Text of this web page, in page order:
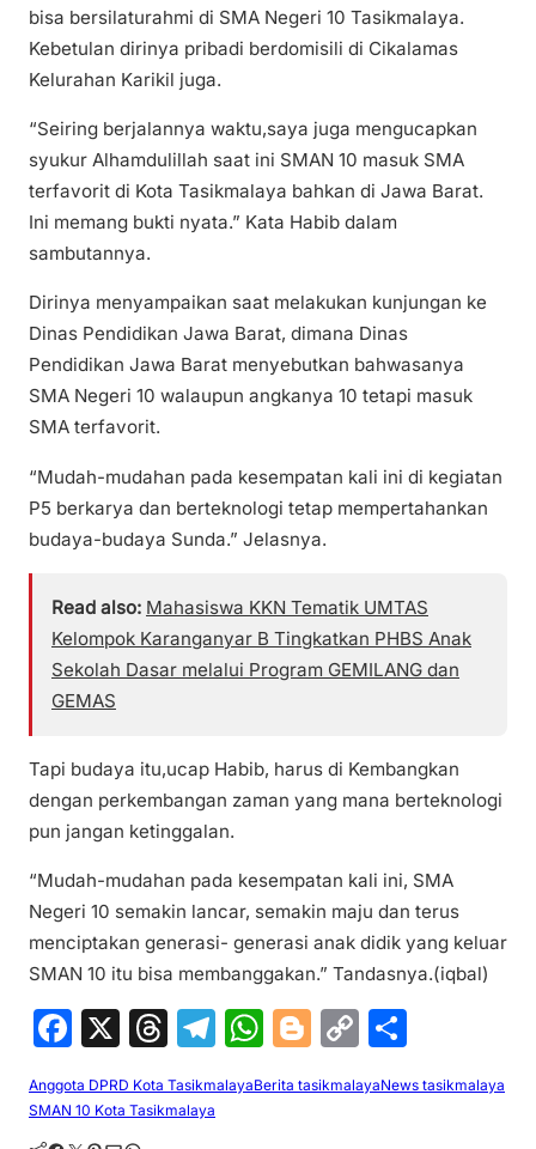
bisa bersilaturahmi di SMA Negeri 10 Tasikmalaya.
Kebetulan dirinya pribadi berdomisili di Cikalamas
Kelurahan Karikil juga.
“Seiring berjalannya waktu,saya juga mengucapkan
syukur Alhamdulillah saat ini SMAN 10 masuk SMA
terfavorit di Kota Tasikmalaya bahkan di Jawa Barat.
Ini memang bukti nyata.” Kata Habib dalam
sambutannya.
Dirinya menyampaikan saat melakukan kunjungan ke
Dinas Pendidikan Jawa Barat, dimana Dinas
Pendidikan Jawa Barat menyebutkan bahwasanya
SMA Negeri 10 walaupun angkanya 10 tetapi masuk
SMA terfavorit.
“Mudah-mudahan pada kesempatan kali ini di kegiatan
P5 berkarya dan berteknologi tetap mempertahankan
budaya-budaya Sunda.” Jelasnya.
Read also: Mahasiswa KKN Tematik UMTAS
Kelompok Karanganyar B Tingkatkan PHBS Anak
Sekolah Dasar melalui Program GEMILANG dan
GEMAS
Tapi budaya itu,ucap Habib, harus di Kembangkan
dengan perkembangan zaman yang mana berteknologi
pun jangan ketinggalan.
“Mudah-mudahan pada kesempatan kali ini, SMA
Negeri 10 semakin lancar, semakin maju dan terus
menciptakan generasi- generasi anak didik yang keluar
SMAN 10 itu bisa membanggakan.” Tandasnya.(iqbal)
F
c
X
T
e
T
e
W
at
Bl
g
C
p ar
Anggota DPRD Kota TasikmalayaBerita tasikmalayaNews tasikmalaya
SMAN 10 Kota Tasikmalaya